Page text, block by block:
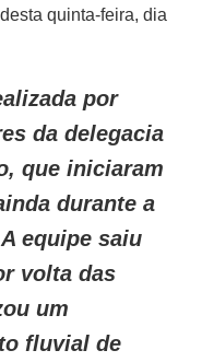
quinta-feira, dia
por
da delegacia
que iniciaram
durante a
equipe saiu
volta das
um
fluvial de